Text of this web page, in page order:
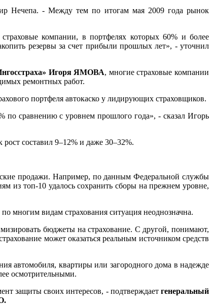
Нечепа. - Между тем по итогам мая 2009 года рынок
компании, в портфелях которых 60% и более
резервы за счет прибыли прошлых лет», - уточнил
Игоря ЯМОВА, многие страховые компании
ремонтных работ.
портфеля автокаско у лидирующих страховщиков.
сравнению с уровнем прошлого года», - сказал Игорь
составил 9–12% и даже 30–32%.
продажи. Например, по данным Федеральной службы
из топ-10 удалось сохранить сборы на прежнем уровне,
многим видам страхования ситуация неоднозначна.
бюджеты на страхование. С другой, понимают,
может оказаться реальным источником средств
автомобиля, квартиры или загородного дома в надежде
осмотрительными.
защиты своих интересов, - подтверждает генеральный